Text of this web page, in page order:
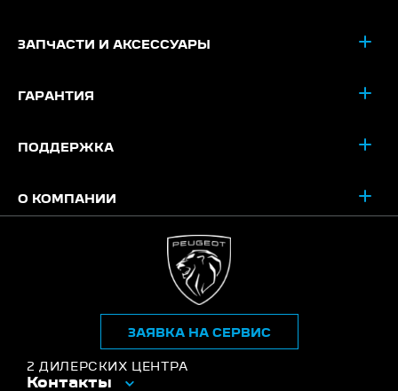
ЗАПЧАСТИ И АКСЕССУАРЫ
ГАРАНТИЯ
ПОДДЕРЖКА
О КОМПАНИИ
2 ДИЛЕРСКИХ ЦЕНТРА
Контакты
ЗАЯВКА НА СЕРВИС